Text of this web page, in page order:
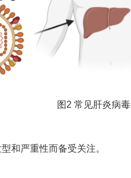
图2 常见肝炎病
和严重性而备受关注。